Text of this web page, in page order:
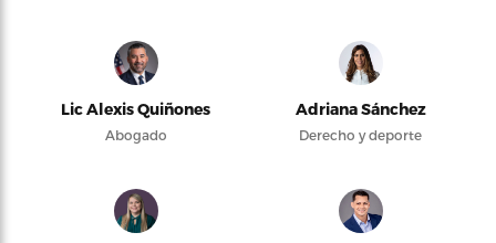
Lic Alexis Quiñones
Abogado
Adriana Sánchez
Derecho y deporte